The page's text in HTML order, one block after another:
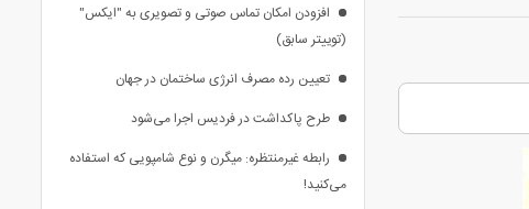
افزودن امکان تماس صوتی و تصویری به "ایکس"
(توییتر سابق)
تعیین رده مصرف انرژی ساختمان در جهان
طرح پاکداشت در فردیس اجرا می‌شود
رابطه غیرمنتظره: میگرن و نوع شامپویی که استفاده
می‌کنید!